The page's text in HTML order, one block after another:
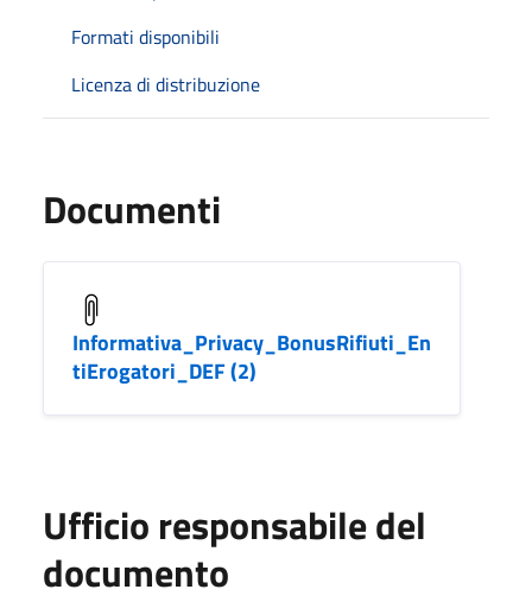
Formati disponibili
Licenza di distribuzione
Documenti
Informativa_Privacy_BonusRifiuti_En
tiErogatori_DEF (2)
Ufficio responsabile del
documento